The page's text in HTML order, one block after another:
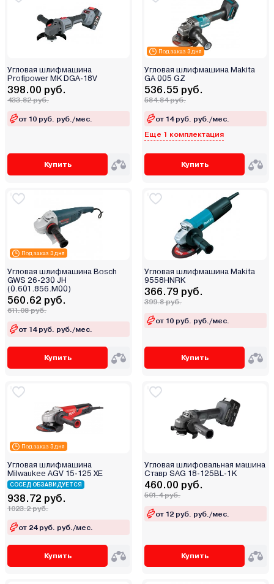
Угловая шлифмашина
Profipower MK DGA-18V
398.00 руб.
433.82 руб.
от 10 руб. руб./мес.
Купить
Под заказ 3 дня
Угловая шлифмашина Makita
GA 005 GZ
536.55 руб.
584.84 руб.
от 14 руб. руб./мес.
Еще 1 комплектация
Купить
Под заказ 3 дня
Угловая шлифмашина Bosch
GWS 26-230 JH
(0.601.856.M00)
560.62 руб.
611.08 руб.
от 14 руб. руб./мес.
Купить
Угловая шлифмашина Makita
9558HNRK
366.79 руб.
399.8 руб.
от 10 руб. руб./мес.
Купить
Под заказ 3 дня
Угловая шлифмашина
Milwaukee AGV 15-125 XE
СОСЕД ОБЗАВИДУЕТСЯ
938.72 руб.
1023.2 руб.
от 24 руб. руб./мес.
Купить
Угловая шлифовальная машина
Ставр SAG 18-125BL-1K
460.00 руб.
501.4 руб.
от 12 руб. руб./мес.
Купить